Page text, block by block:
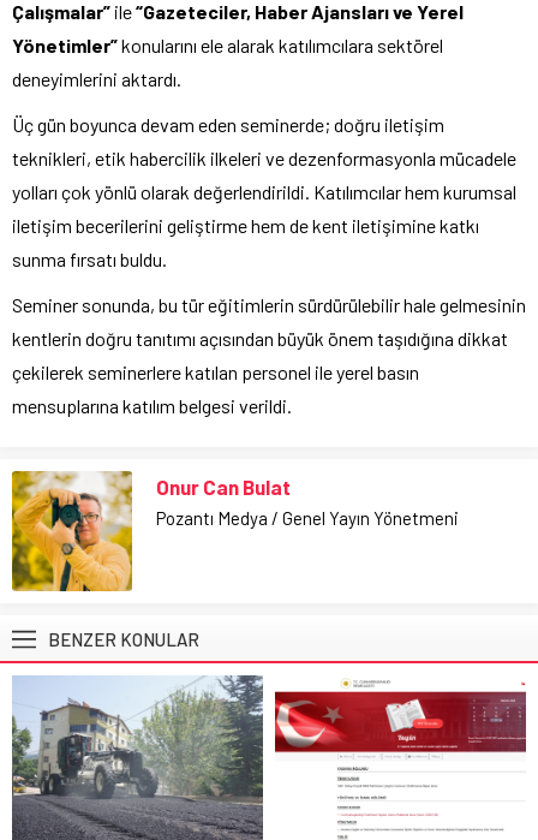
Çalışmalar” ile“Gazeteciler, Haber Ajansları ve Yerel
Yönetimler”konularını ele alarak katılımcılara sektörel
deneyimlerini aktardı.
Üç gün boyunca devam eden seminerde; doğru iletişim
teknikleri, etik habercilik ilkeleri ve dezenformasyonla mücadele
yolları çok yönlü olarak değerlendirildi. Katılımcılar hem kurumsal
iletişim becerilerini geliştirme hem de kent iletişimine katkı
sunma fırsatı buldu.
Seminer sonunda, bu tür eğitimlerin sürdürülebilir hale gelmesinin
kentlerin doğru tanıtımı açısından büyük önem taşıdığına dikkat
çekilerek seminerlere katılan personel ile yerel basın
mensuplarına katılım belgesi verildi.
Onur Can Bulat
Pozantı Medya / Genel Yayın Yönetmeni
BENZER KONULAR